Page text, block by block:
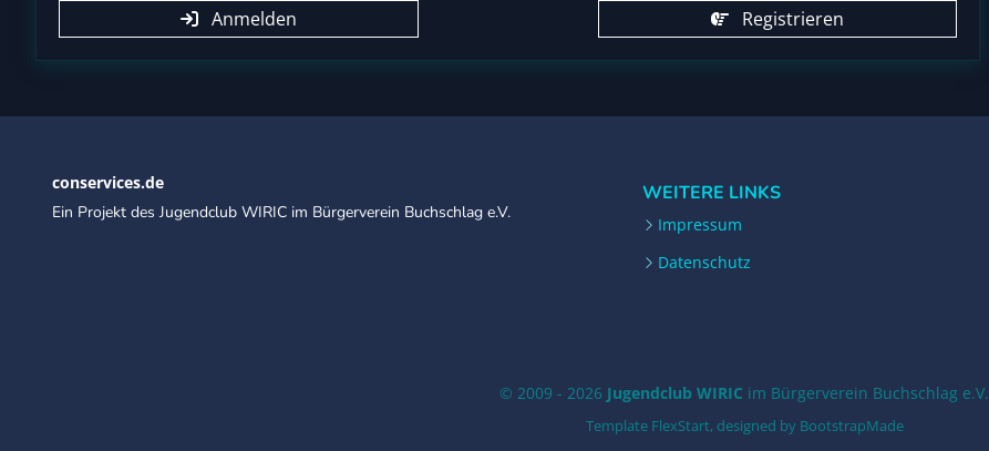
Anmelden
Registrieren
conservices.de
Ein Projekt des Jugendclub WIRIC im Bürgerverein Buchschlag e.V.
WEITERE LINKS
Impressum
Datenschutz
© 2009 - 2026 Jugendclub WIRIC im Bürgerverein Buchschlag e.V.
Template FlexStart, designed by BootstrapMade